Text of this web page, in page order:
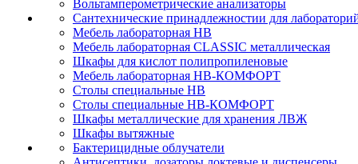
Вольтамперометрические анализаторы
Сантехнические принадлежностии для
Мебель лабораторная НВ
Мебель лабораторная CLASSIC металлическая
Шкафы для кислот полипропиленовые
Мебель лабораторная НВ-КОМФОРТ
Столы специальные НВ
Столы специальные НВ-КОМФОРТ
Шкафы металлические для хранения ЛВЖ
Шкафы вытяжные
Бактерицидные облучатели